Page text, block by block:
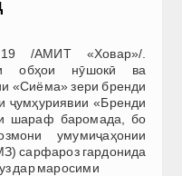
/АМИТ «Ховар»/.
обҳои нӯшокӣ ва
«Сиёма» зери бренди
«Бренди
шараф баромада, бо
умумиҷаҳонии
сарфароз гардонида
дар маросими